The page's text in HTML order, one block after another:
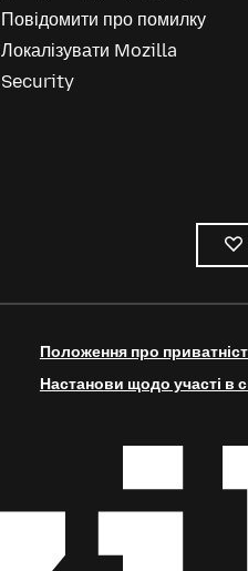
Повідомити про помилку
Локалізувати Mozilla
Security
Положення про
Настанови щодо участі в